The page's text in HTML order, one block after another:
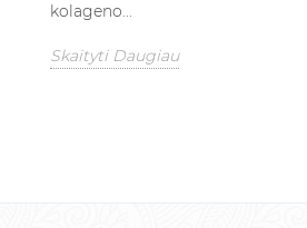
kolageno...
Skaityti Daugiau